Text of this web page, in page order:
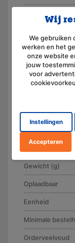
Artikelnummer
Aansluiting
Voltage (V)
Chemie
Afmeting
Gewicht (g)
Oplaadbaar
Eenheid
Minimale
Orderveelvoud
Wij
We gebruiken
werken en het
onze website
jouw
voor
Instellingen
Accepteren